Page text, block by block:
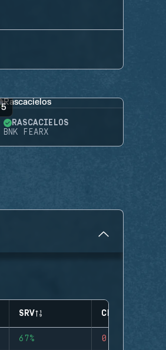
5
RASCACIELOS
BNK FEARX
SRV CLUTCHES
67% 0